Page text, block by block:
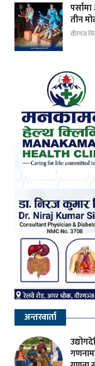
तीन
वीरगंज
अन्तरवार्ता